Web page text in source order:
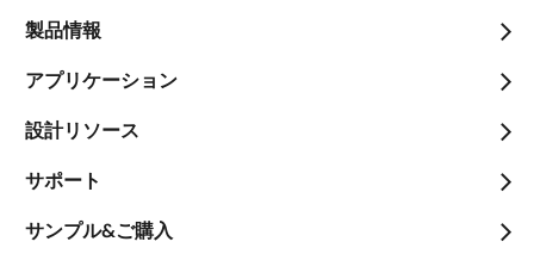
製品情報
アプリケーション
設計リソース
サポート
サンプル&ご購入
ン
く
ず
国内初！AIによる工場向け
異常検知ソリューション
「RealityCheck AD」の提
供を開始